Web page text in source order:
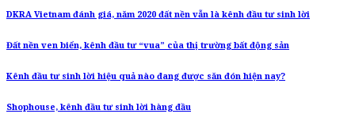
DKRA Vietnam đánh giá, năm 2020 đất nền vẫn là kênh đầu tư sinh lời
Đất nền ven biển, kênh đầu tư “vua” của thị trường bất động sản
Kênh đầu tư sinh lời hiệu quả nào đang được săn đón hiện nay?
Shophouse, kênh đầu tư sinh lời hàng đầu